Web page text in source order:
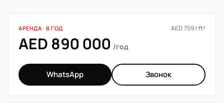
АРЕНДА · В ГОД AED 759 / ft²
AED 890 000 /год
WhatsApp Звонок